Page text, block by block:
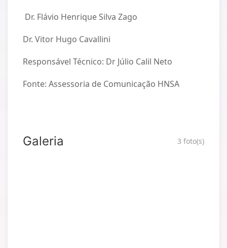
Dr. Flávio Henrique Silva Zago
Dr. Vitor Hugo Cavallini
Responsável Técnico: Dr Júlio Calil Neto
Fonte: Assessoria de Comunicação HNSA
Galeria 3 foto(s)